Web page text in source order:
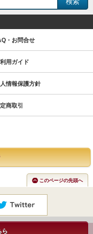
ら
・お問合せ
用ガイド
情報保護方針
商取引
このページの先頭へ